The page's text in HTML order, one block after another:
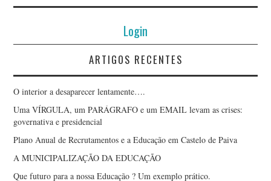
Login
ARTIGOS RECENTES
O interior a desaparecer lentamente….
Uma VÍRGULA, um PARÁGRAFO e um EMAIL levam as crises:
governativa e presidencial
Plano Anual de Recrutamentos e a Educação em Castelo de Paiva
A MUNICIPALIZAÇÃO DA EDUCAÇÃO
Que futuro para a nossa Educação ? Um exemplo prático.